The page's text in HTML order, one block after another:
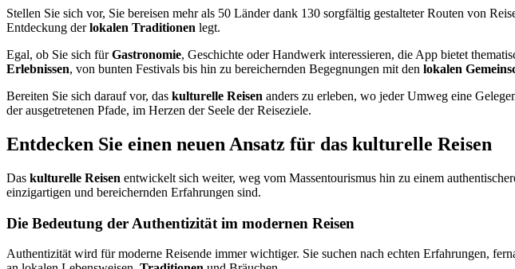
Stellen Sie sich vor, Sie bereisen mehr als 50 Länder dank 130 sorgfältig gestalteter Routen von
Entdeckung derlokalen Traditionen legt.
Egal, ob Sie sich fürGastronomie, Geschichte oder Handwerk interessieren, die App bietet
Erlebnissen, von bunten Festivals bis hin zu bereichernden Begegnungen mit den lokalen
Bereiten Sie sich darauf vor, das kulturelle Reisen anders zu erleben, wo jeder Umweg eine
der ausgetretenen Pfade, im Herzen der Seele der Reiseziele.
Entdecken Sie einen neuen Ansatz für das kulturelle Reisen
Das kulturelle Reisen entwickelt sich weiter, weg vom Massentourismus hin zu einem
einzigartigen und bereichernden Erfahrungen sind.
Die Bedeutung der Authentizität im modernen Reisen
Authentizität wird für moderne Reisende immer wichtiger. Sie suchen nach echten Erfahrungen,